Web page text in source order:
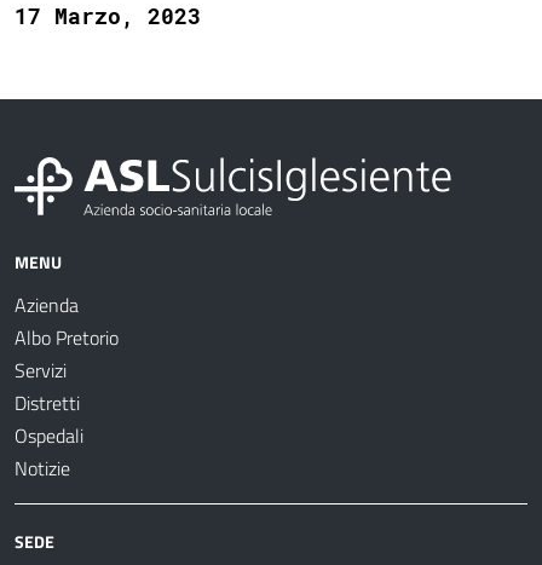
17 Marzo, 2023
MENU
Azienda
Albo Pretorio
Servizi
Distretti
Ospedali
Notizie
SEDE